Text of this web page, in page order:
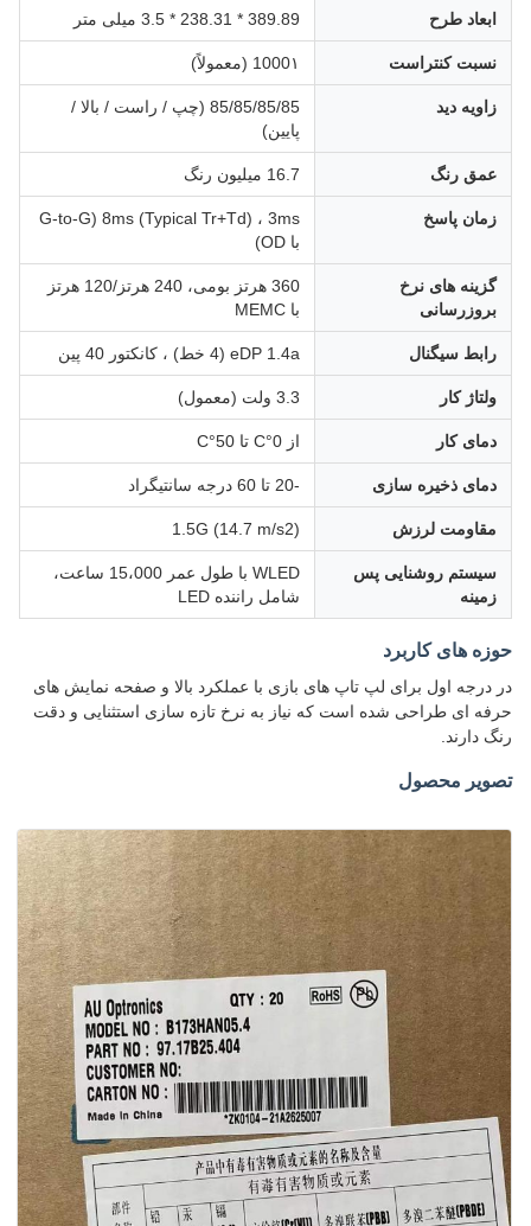
ابعاد طرح 389.89 * 238.31 * 3.5 میلی متر
نسبت کنتراست 1000١ (معمولاً)
زاویه دید
85/85/85/85 (چپ / راست / بالا /
پایین)
عمق رنگ 16.7 میلیون رنگ
زمان پاسخ
8ms (Typical Tr+Td) ، 3ms (G-to-G
با OD)
گزینه های نرخ
بروزرسانی
360 هرتز بومی، 240 هرتز/120 هرتز
با MEMC
رابط سیگنال eDP 1.4a (4 خط) ، کانکتور 40 پین
ولتاژ کار 3.3 ولت (معمول)
دمای کار از 0°C تا 50°C
دمای ذخیره سازی
مقاومت لرزش 1.5G (14.7 m/s2)
سیستم روشنایی پس
زمینه
WLED با طول عمر 15،000 ساعت،
شامل راننده LED
حوزه های کاربرد
در درجه اول برای لپ تاپ های بازی با عملکرد بالا و صفحه نمایش های
حرفه ای طراحی شده است که نیاز به نرخ تازه سازی استثنایی و دقت
رنگ دارند.
تصویر محصول